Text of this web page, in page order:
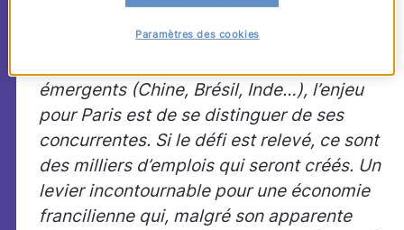
tourisme est aujourd’hui véritablement
mondialisé, avec notamment toute une
émergents (Chine, Brésil, Inde…), l’enjeu
pour Paris est de se distinguer de ses
concurrentes. Si le défi est relevé, ce sont
des milliers d’emplois qui seront créés. Un
levier incontournable pour une économie
francilienne qui, malgré son apparente
Paramètres des cookies